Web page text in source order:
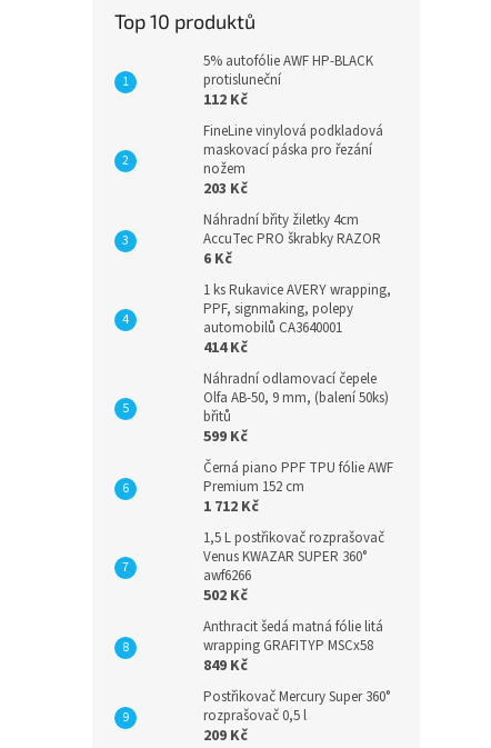
Top 10 produktů
5% autofólie AWF HP-BLACK
protisluneční
112 Kč
FineLine vinylová podkladová
maskovací páska pro řezání
nožem
203 Kč
Náhradní břity žiletky 4cm
AccuTec PRO škrabky RAZOR
6 Kč
1 ks Rukavice AVERY wrapping,
PPF, signmaking, polepy
automobilů CA3640001
414 Kč
Náhradní odlamovací čepele
Olfa AB-50, 9 mm, (balení 50ks)
břitů
599 Kč
Černá piano PPF TPU fólie AWF
Premium 152 cm
1 712 Kč
1,5 L postřikovač rozprašovač
Venus KWAZAR SUPER 360°
awf6266
502 Kč
Anthracit šedá matná fólie litá
wrapping GRAFITYP MSCx58
849 Kč
Postřikovač Mercury Super 360°
rozprašovač 0,5 l
209 Kč